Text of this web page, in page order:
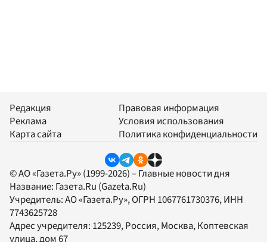
Редакция
Реклама
Карта сайта
Правовая информация
Условия использования
Политика конфиденциальности
© АО «Газета.Ру» (1999-2026) – Главные новости дня
Название: Газета.Ru (Gazeta.Ru)
Учредитель:АО «Газета.Ру», ОГРН 1067761730376, ИНН
7743625728
Адрес учредителя: 125239, Россия, Москва, Коптевская